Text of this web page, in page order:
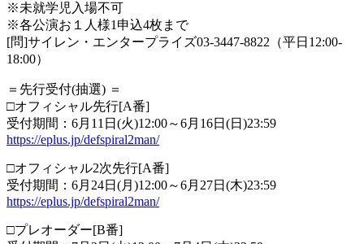
※未就学児入場不可
※各公演お１人様1申込4枚まで
[問]サイレン・エンタープライズ03-3447-8822（平日12:00-
18:00）
＝先行受付(抽選) ＝
□オフィシャル先行[A番]
受付期間：6月11日(火)12:00～6月16日(日)23:59
https://eplus.jp/defspiral2man/
□オフィシャル2次先行[A番]
受付期間：6月24日(月)12:00～6月27日(木)23:59
https://eplus.jp/defspiral2man/
□プレオーダー[B番]